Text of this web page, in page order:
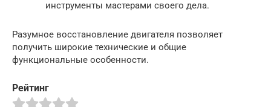
инструменты мастерами своего дела.
Разумное восстановление двигателя позволяет
получить широкие технические и общие
функциональные особенности.
Рейтинг